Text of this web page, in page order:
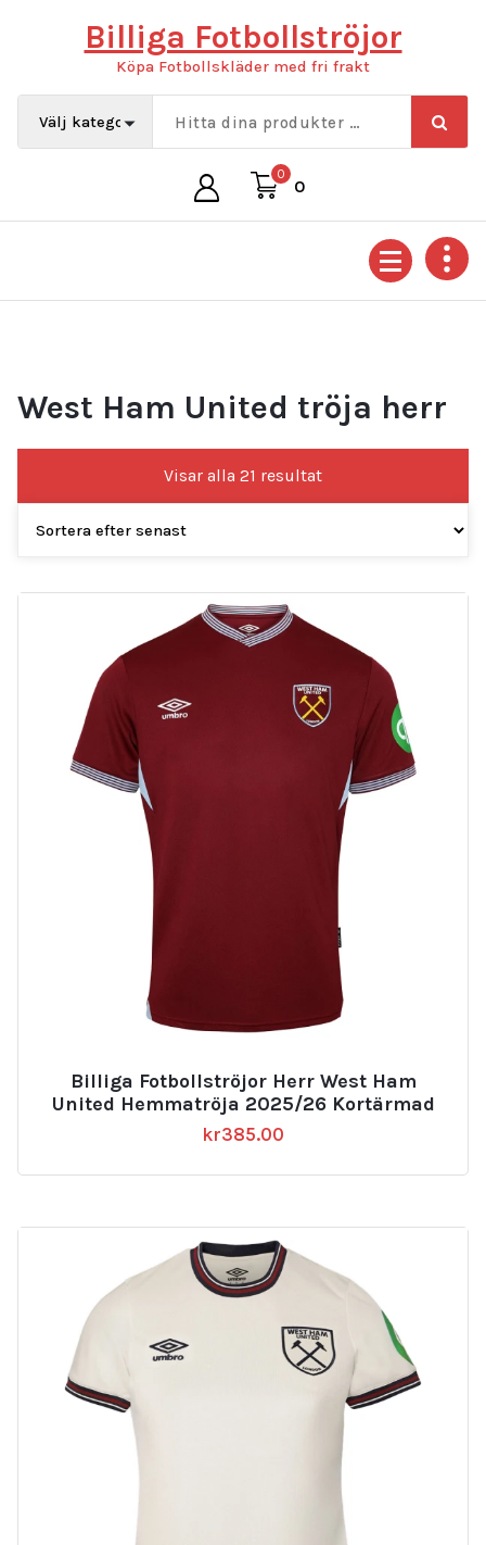
Billiga Fotbollströjor
Köpa Fotbollskläder med fri frakt
0
0
West Ham United tröja herr
Visar alla 21 resultatSortera
efter
Billiga Fotbollströjor Herr West Ham
United Hemmatröja 2025/26 Kortärmad
kr385.00